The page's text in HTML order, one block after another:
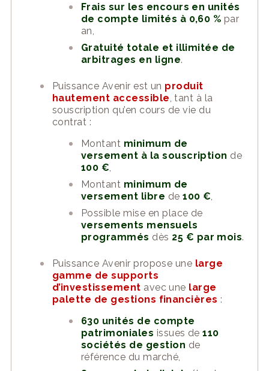
Frais sur les encours en unités
de compte limités à 0,60 % par
an,
Gratuité totale et illimitée de
arbitrages en ligne.
Puissance Avenir est un produit
hautement accessible , tant à la
souscription qu’en cours de vie du
contrat :
Montant minimum de
versement à la souscription de
100 €
Montant minimum de
versement libre de100 €
Possible mise en place de
versements mensuels
programmés dès 25 € par mois.
Puissance Avenir propose une large
gamme de supports
d’investissement avec une large
palette de gestions financières :
630 unités de compte
patrimoniales issues de110
sociétés de gestion de
référence du marché,